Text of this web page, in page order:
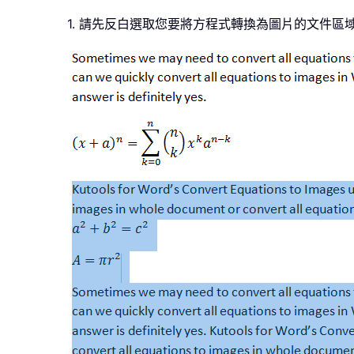
1. 請先反白選取您要將方程式轉換為圖片的文件區